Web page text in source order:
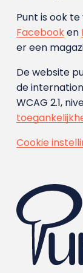
Punt is ook
Facebooken
er een
De website
de
WCAG 2.1,
Cookie